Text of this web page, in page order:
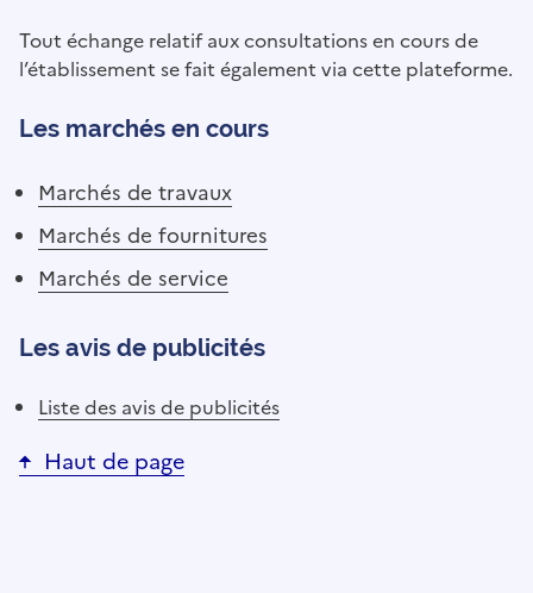
Tout échange relatif aux consultations en cours de
l’établissement se fait également via cette plateforme.
Les marchés en cours
Marchés de travaux
Marchés de fournitures
Marchés de service
Les avis de publicités
Liste des avis de publicités
Haut de page